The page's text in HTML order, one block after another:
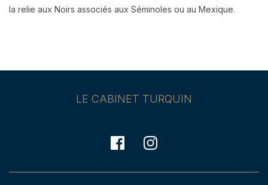
la relie aux Noirs associés aux Séminoles ou au Mexique.
LE CABINET TURQUIN